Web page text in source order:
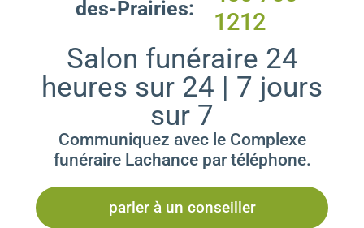
des-Prairies:
1212
Salon funéraire 24
heures sur 24 | 7 jours
sur 7
Communiquez avec le Complexe
funéraire Lachance par téléphone.
parler à un conseiller